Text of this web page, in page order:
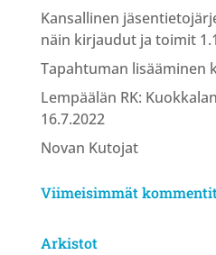
Kansallinen
näin kirjaudut ja toimit
Tapahtuman lisääminen
Lempäälän RK:
16.7.2022
Novan Kutojat
Viimeisimmät kommentit
Arkistot